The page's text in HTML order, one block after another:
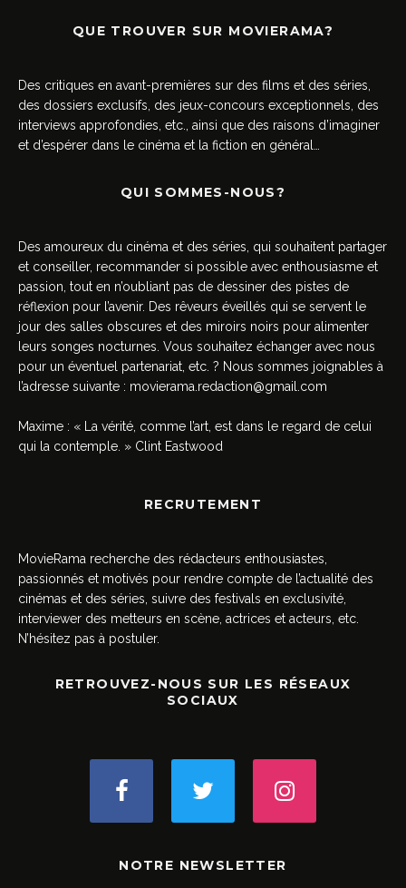
QUE TROUVER SUR MOVIERAMA?
Des critiques en avant-premières sur des films et des séries,
des dossiers exclusifs, des jeux-concours exceptionnels, des
interviews approfondies, etc., ainsi que des raisons d’imaginer
et d’espérer dans le cinéma et la fiction en général…
QUI SOMMES-NOUS?
Des amoureux du cinéma et des séries, qui souhaitent partager
et conseiller, recommander si possible avec enthousiasme et
passion, tout en n’oubliant pas de dessiner des pistes de
réflexion pour l’avenir. Des rêveurs éveillés qui se servent le
jour des salles obscures et des miroirs noirs pour alimenter
leurs songes nocturnes. Vous souhaitez échanger avec nous
pour un éventuel partenariat, etc. ? Nous sommes joignables à
l’adresse suivante : movierama.redaction@gmail.com
Maxime : « La vérité, comme l’art, est dans le regard de celui
qui la contemple. » Clint Eastwood
RECRUTEMENT
MovieRama recherche des rédacteurs enthousiastes,
passionnés et motivés pour rendre compte de l’actualité des
cinémas et des séries, suivre des festivals en exclusivité,
interviewer des metteurs en scène, actrices et acteurs, etc.
N’hésitez pas à postuler.
RETROUVEZ-NOUS SUR LES RÉSEAUX
SOCIAUX
NOTRE NEWSLETTER